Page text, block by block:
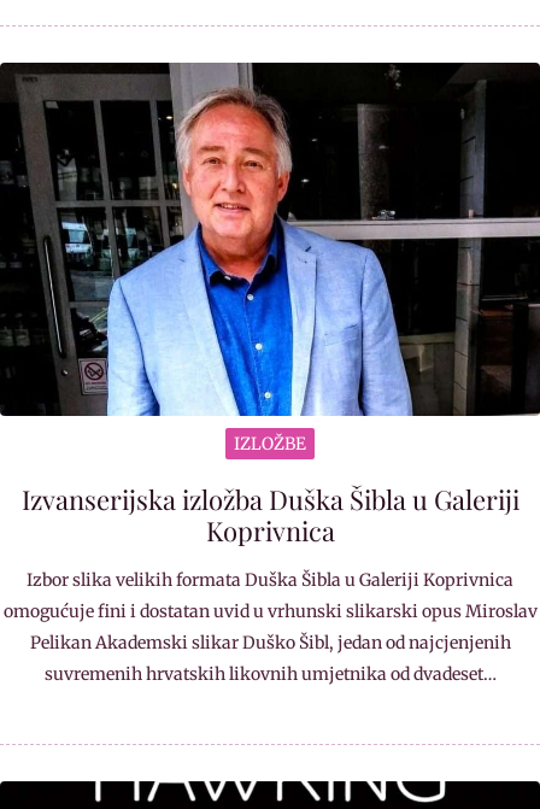
IZLOŽBE
Izvanserijska izložba Duška Šibla u Galeriji
Koprivnica
Izbor slika velikih formata Duška Šibla u Galeriji Koprivnica
omogućuje fini i dostatan uvid u vrhunski slikarski opus Miroslav
Pelikan Akademski slikar Duško Šibl, jedan od najcjenjenih
suvremenih hrvatskih likovnih umjetnika od dvadeset…